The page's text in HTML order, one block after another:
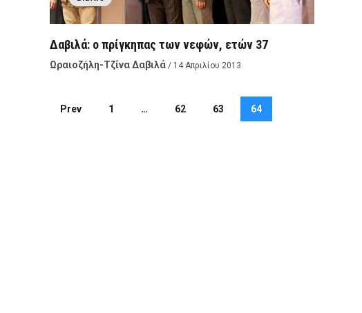
Δαβιλά: ο πρίγκηπας των νεφών, ετών 37
Ωραιοζήλη-Τζίνα Δαβιλά / 14 Απριλίου 2013
Prev 1 … 62 63 64